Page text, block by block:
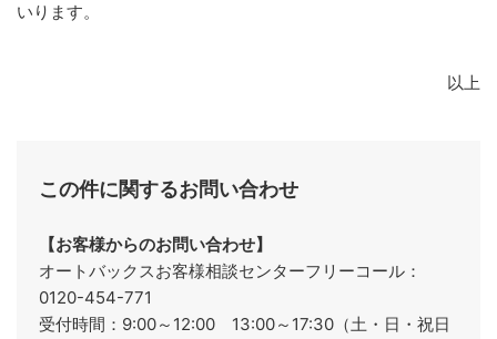
いります。
以上
この件に関するお問い合わせ
【お客様からのお問い合わせ】
オートバックスお客様相談センターフリーコール：
0120-454-771
受付時間：9:00～12:00 13:00～17:30（土・日・祝日